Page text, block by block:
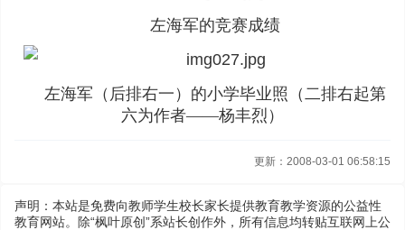
左海军的竞赛成绩
左海军（后排右一）的小学毕业照（二排右起第
六为作者——杨丰烈）
更新：2008-03-01 06:58:15
声明：本站是免费向教师学生校长家长提供教育教学资源的公益性
教育网站。除“枫叶原创”系站长创作外，所有信息均转贴互联网上公